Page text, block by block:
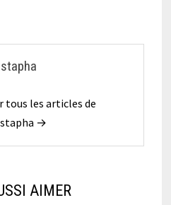
tous les articles de
→
AIMER